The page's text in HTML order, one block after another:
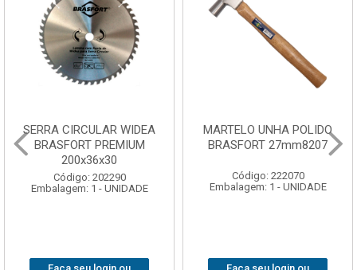
SERRA CIRCULAR WIDEA
BRASFORT PREMIUM
200x36x30
Código: 202290
Embalagem: 1 - UNIDADE
MARTELO UNHA POLIDO
BRASFORT 27mm8207
Código: 222070
Embalagem: 1 - UNIDADE